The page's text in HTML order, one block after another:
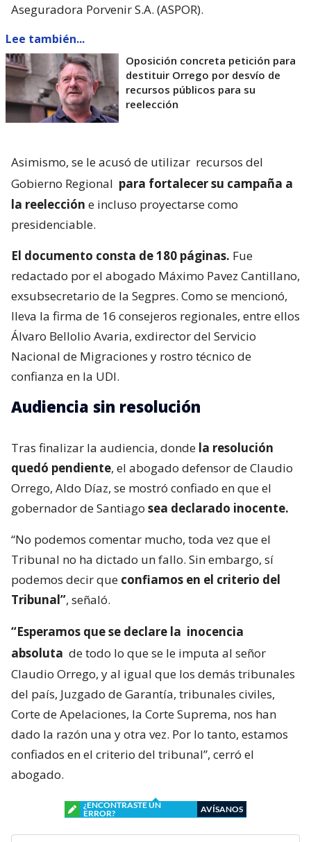
Aseguradora Porvenir S.A. (ASPOR).
Lee también...
Oposición concreta petición para
destituir Orrego por desvío de
recursos públicos para su
reelección
Asimismo, se le acusó de utilizar recursos del
Gobierno Regional para fortalecer su campaña a
la reelección e incluso proyectarse como
presidenciable.
El documento consta de 180 páginas. Fue
redactado por el abogado Máximo Pavez Cantillano,
exsubsecretario de la Segpres. Como se mencionó,
lleva la firma de 16 consejeros regionales, entre ellos
Álvaro Bellolio Avaria, exdirector del Servicio
Nacional de Migraciones y rostro técnico de
confianza en la UDI.
Audiencia sin resolución
Tras finalizar la audiencia, donde la resolución
quedó pendiente, el abogado defensor de Claudio
Orrego, Aldo Díaz, se mostró confiado en que el
gobernador de Santiago sea declarado inocente.
“No podemos comentar mucho, toda vez que el
Tribunal no ha dictado un fallo. Sin embargo, sí
podemos decir que confiamos en el criterio del
Tribunal”, señaló.
“Esperamos que se declare la inocencia
absoluta de todo lo que se le imputa al señor
Claudio Orrego, y al igual que los demás tribunales
del país, Juzgado de Garantía, tribunales civiles,
Corte de Apelaciones, la Corte Suprema, nos han
dado la razón una y otra vez. Por lo tanto, estamos
confiados en el criterio del tribunal”, cerró el
abogado.
¿ENCONTRASTE UN
ERROR?
AVÍSANOS